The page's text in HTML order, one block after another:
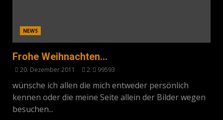
NEWS
Frohe Weihnachten…
20. Dezember 2011 2 99593
wünsche ich allen die mich entweder persönlich
kennen oder die meine Seite allein der Bilder wegen
besuchen...